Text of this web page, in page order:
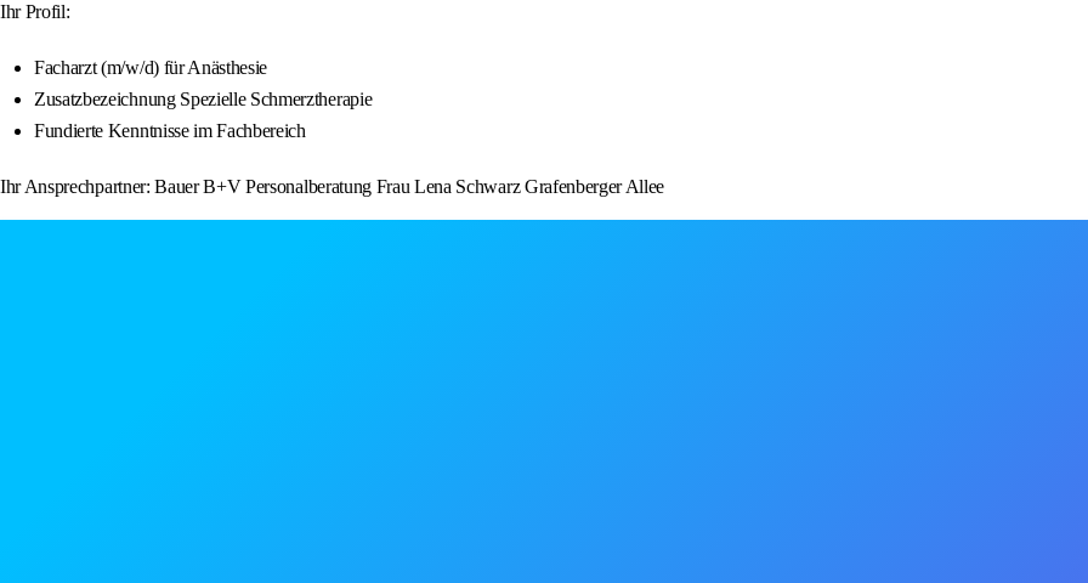
Ihr Profil:
Facharzt (m/w/d) für Anästhesie
Zusatzbezeichnung Spezielle Schmerztherapie
Fundierte Kenntnisse im Fachbereich
Ihr Ansprechpartner: Bauer B+V Personalberatung Frau Lena Schwarz Grafenberger Allee